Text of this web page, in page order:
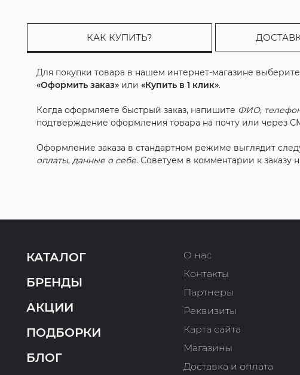
КАК КУПИТЬ?
Для покупки товара в нашем интернет-магазине
«Оформить заказ» или«Купить в 1 клик».
Когда оформляете быстрый заказ, напишите ФИО,
подтверждение оформления товара на почту или через
Оформление заказа в стандартном режиме выглядит
оплаты,данные о себе. Советуем в комментарии к
КАТАЛОГ
БРЕНДЫ
АКЦИИ
ПОДБОРКИ
БЛОГ
О нас
Контакты
Партнеры
Реквизиты
Карта сайта
Магазины
Доставка и оплата